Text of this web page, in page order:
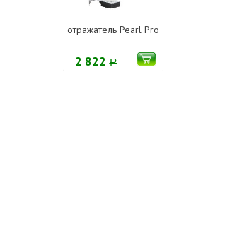
отражатель Pearl Pro
2 822Р